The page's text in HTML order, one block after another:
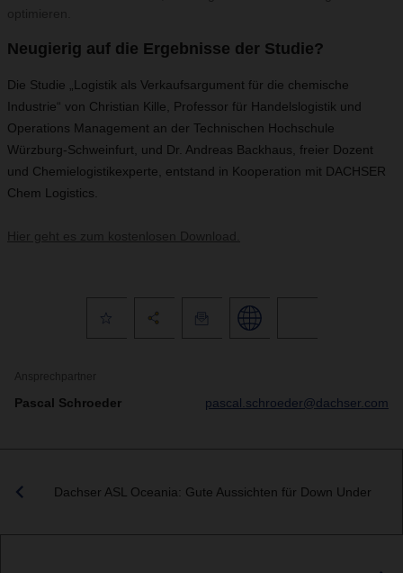
Neugierig auf die Ergebnisse der Studie?
Die Studie „Logistik als Verkaufsargument für die chemische
Industrie“ von Christian Kille, Professor für Handelslogistik und
Operations Management an der Technischen Hochschule
Würzburg-Schweinfurt, und Dr. Andreas Backhaus, freier Dozent
und Chemielogistikexperte, entstand in Kooperation mit DACHSER
Chem Logistics.
Hier geht es zum kostenlosen Download.
Ansprechpartner
Pascal Schroeder pascal.schroeder@dachser.com
Dachser ASL Oceania: Gute Aussichten für Down Under